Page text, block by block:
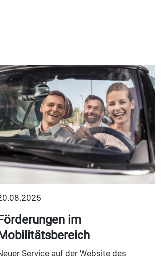
Förderungen im
Mobilitätsbereich
Service auf der Website des